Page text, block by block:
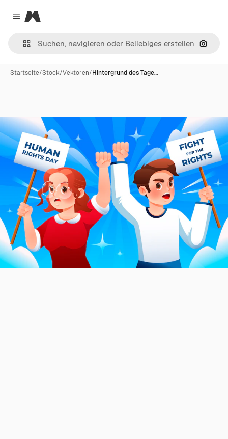
Close menu
Magnific
Nach
Startseite/Stock/Vektoren/Hintergrund des Tage…